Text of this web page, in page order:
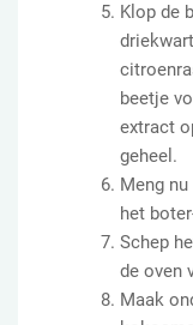
Klop de
beetje
extract
geheel.
Meng
het
Schep
de oven
Maak